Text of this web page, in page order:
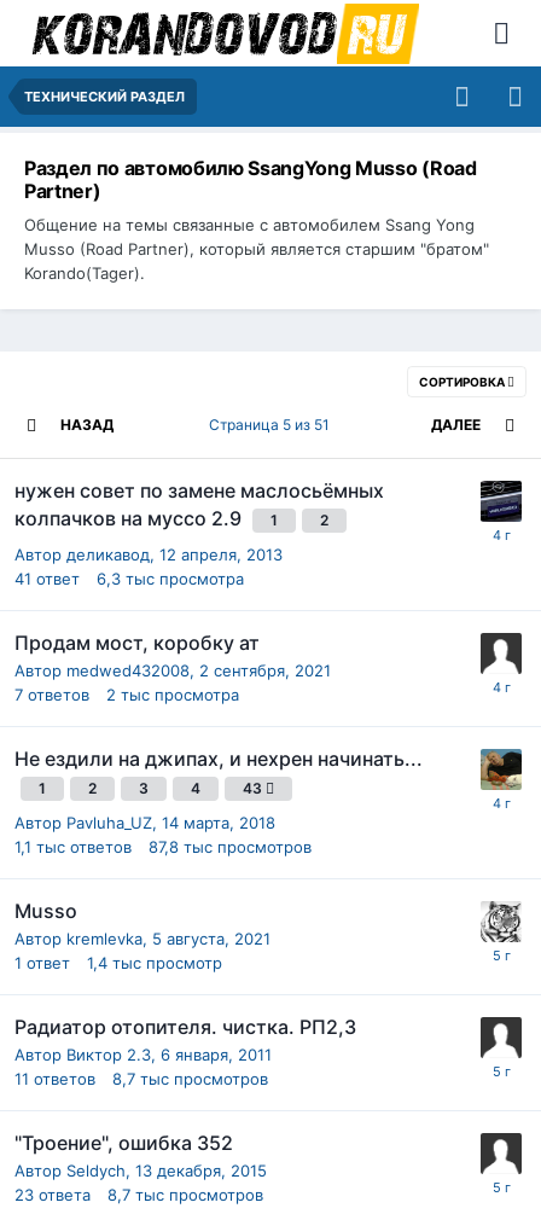
ТЕХНИЧЕСКИЙ РАЗДЕЛ
Раздел по автомобилю SsangYong Musso (Road
Partner)
Общение на темы связанные с автомобилем Ssang Yong
Musso (Road Partner), который является старшим "братом"
Korando(Tager).
СОРТИРОВКА
НАЗАД ДАЛЕЕ
Страница 5 из 51
нужен совет по замене маслосьёмных
колпачков на муссо 2.9
1 2
Автор деликавод, 12 апреля, 2013
41 ответ 6,3 тыс просмотра
Продам мост, коробку ат
Автор medwed432008, 2 сентября, 2021
7 ответов 2 тыс просмотра
Не ездили на джипах, и нехрен начинать...
1 2 3 4 43
Автор Pavluha_UZ, 14 марта, 2018
1,1 тыс ответов 87,8 тыс просмотров
Musso
Автор kremlevka, 5 августа, 2021
1 ответ 1,4 тыс просмотр
Радиатор отопителя. чистка. РП2,3
Автор Виктор 2.3, 6 января, 2011
11 ответов 8,7 тыс просмотров
"Троение", ошибка 352
Автор Seldych, 13 декабря, 2015
23 ответа 8,7 тыс просмотров